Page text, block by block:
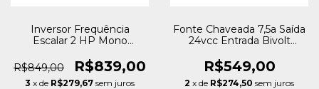
Inversor Frequência
Escalar 2 HP Mono
R$849,00
R$839,00
3 x de R$279,67 sem juros
Fonte Chaveada 7,5a Saída
24vcc Entrada Bivolt
R$549,00
2 x de R$274,50 sem juros